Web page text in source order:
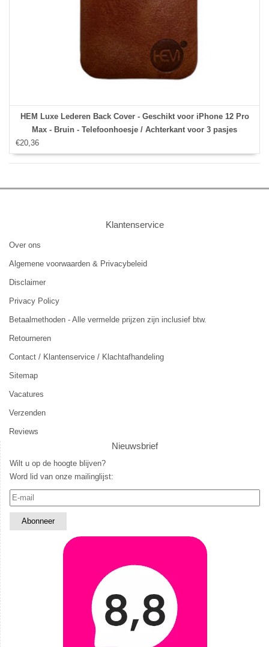
HEM Luxe Lederen Back Cover - Geschikt voor iPhone 12 Pro
Max - Bruin - Telefoonhoesje / Achterkant voor 3 pasjes
€20,36
Klantenservice
Over ons
Algemene voorwaarden & Privacybeleid
Disclaimer
Privacy Policy
Betaalmethoden - Alle vermelde prijzen zijn inclusief btw.
Retourneren
Contact / Klantenservice / Klachtafhandeling
Sitemap
Vacatures
Verzenden
Reviews
Nieuwsbrief
Wilt u op de hoogte blijven?
Word lid van onze mailinglijst: